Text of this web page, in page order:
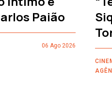
Paião
06 Ago 2026